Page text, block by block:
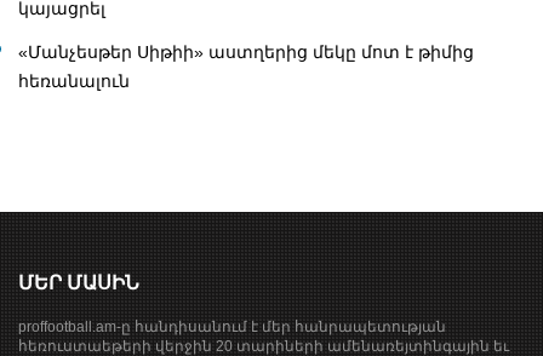
կայացրել
«Մանչեսթեր Սիթիի» աստղերից մեկը մոտ է թիմից
հեռանալուն
ՄԵՐ ՄԱՍԻՆ
proffootball.am-ը հանդիսանում է մեր հանրապետության
հեռուստաեթերի վերջին 20 տարիների ամենառեյտինգային եւ